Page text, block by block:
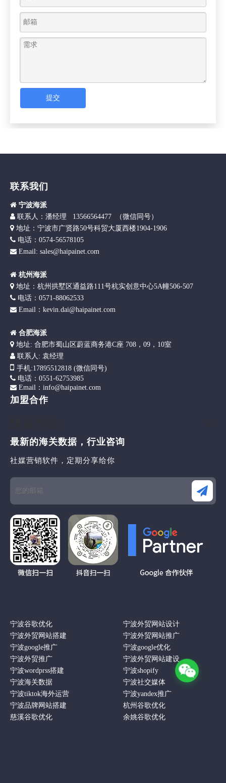
提交
联系我们
 宁波海派
 联 系人：潘经理 13566564477 （微信同号）
 地址：宁波市广贤路50号科贸大厦西楼1904-1906
 电话：0574-56578105
 Email: sales@haipainet.com
 杭州海派
 地址：杭州拱墅区通益路111号杭实创意中心5A幢506-507
 电话：0571-88062533
 Email：kevin.dai@haipainet.com
 合肥海派
 地址: 合肥市蜀山区蔚蓝商务港C座 708，09，10室
 联系人: 袁经理
 手机:17895512818 (微信同号)
 电话：0551-62753985
 Email：info@haipainet.com
加盟合作
最新的海关数据，行业咨询
社媒营销软件，定期分享给你
宁波谷歌优化
宁波外贸网站设计
宁波外贸网站搭建
宁波外贸网站推广
宁波google推广
宁波google优化
宁波外贸推广
宁波外贸网站建设
宁波wordprss搭建
宁波shopify
宁波海关数据
宁波社交媒体
宁波tiktok海外运营
宁波yandex推广
宁波品牌网站搭建
杭州谷歌优化
慈溪谷歌优化
余姚谷歌优化